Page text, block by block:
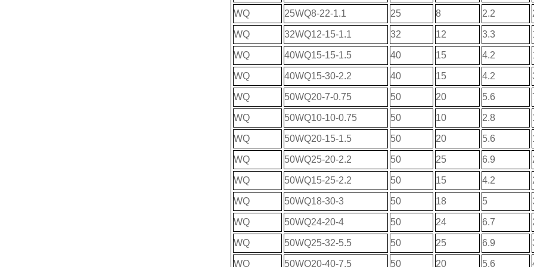
WQ 25WQ8-22-1.1 25 8 2.2
WQ 32WQ12-15-1.1 32 12 3.3
WQ 40WQ15-15-1.5 40 15 4.2
WQ 40WQ15-30-2.2 40 15 4.2
WQ 50WQ20-7-0.75 50 20 5.6
WQ 50WQ10-10-0.75 50 10 2.8
WQ 50WQ20-15-1.5 50 20 5.6
WQ 50WQ25-20-2.2 50 25 6.9
WQ 50WQ15-25-2.2 50 15 4.2
WQ 50WQ18-30-3 50 18 5
WQ 50WQ24-20-4 50 24 6.7
WQ 50WQ25-32-5.5 50 25 6.9
WQ 50WQ20-40-7.5 50 20 5.6